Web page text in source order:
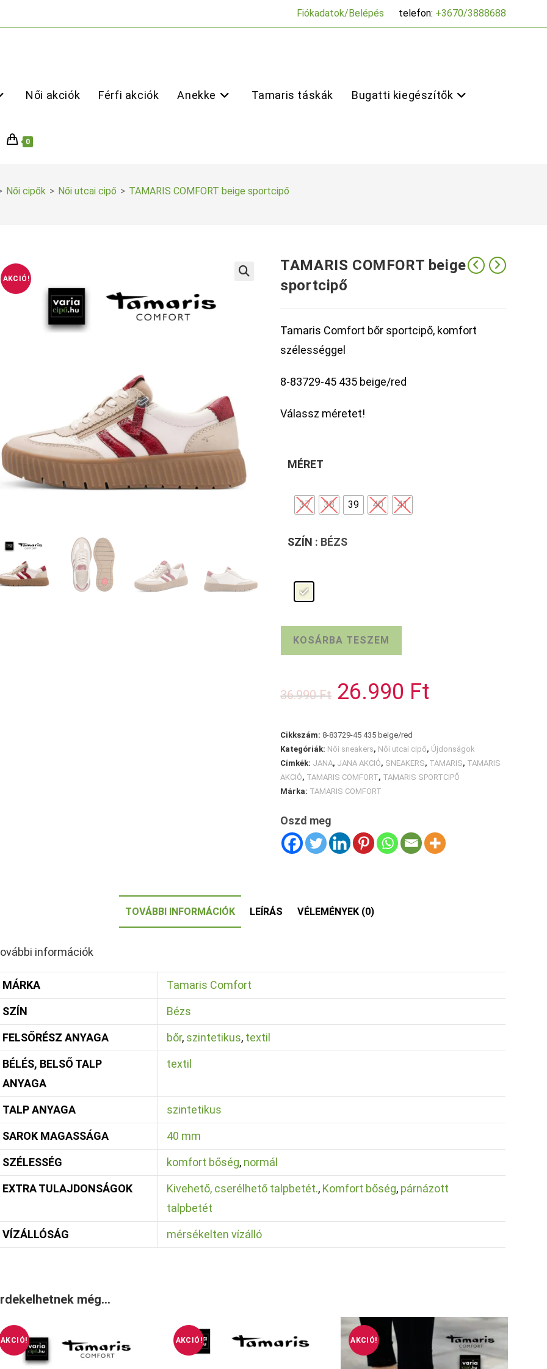
Fiókadatok/Belépés telefon: +3670/3888688
Női akciók Férfi akciók Anekke Tamaris táskák Bugatti kiegészítők
0
Női cipők > Női utcai cipő > TAMARIS COMFORT beige sportcipő
AKCIÓ!
TAMARIS COMFORT beige
sportcipő
Tamaris Comfort bőr sportcipő, komfort
szélességgel
8-83729-45 435 beige/red
Válassz méretet!
MÉRET
37 38 39 40 41
SZÍN : BÉZS
mennyiség
KOSÁRBA TESZEM
36.990Ft
Original
price
was:
26.990 Ft
Cikkszám: 8-83729-45 435 beige/red
Kategóriák: Női sneakers, Női utcai cipő, Újdonságok
Címkék: JANA, JANA AKCIÓ, SNEAKERS, TAMARIS, TAMARIS
AKCIÓ, TAMARIS COMFORT, TAMARIS SPORTCIPŐ
Márka: TAMARIS COMFORT
Oszd meg
TOVÁBBI INFORMÁCIÓK LEÍRÁS VÉLEMÉNYEK (0)
információk
MÁRKA Tamaris Comfort
SZÍN Bézs
FELSŐRÉSZ ANYAGA bőr, szintetikus, textil
BÉLÉS, BELSŐ TALP
ANYAGA
textil
TALP ANYAGA szintetikus
SAROK MAGASSÁGA 40 mm
SZÉLESSÉG komfort bőség, normál
EXTRA TULAJDONSÁGOK Kivehető, cserélhető talpbetét., Komfort bőség, párnázott
talpbetét
VÍZÁLLÓSÁG mérsékelten vízálló
még…
AKCIÓ! AKCIÓ! AKCIÓ!